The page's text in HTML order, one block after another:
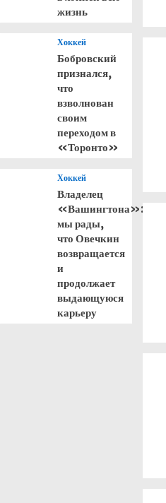
жизнь
Хоккей
Бобровский
признался,
что
взволнован
своим
переходом в
«Торонто»
Хоккей
Владелец
«Вашингтона»:
мы рады,
что Овечкин
возвращается
и
продолжает
выдающуюся
карьеру